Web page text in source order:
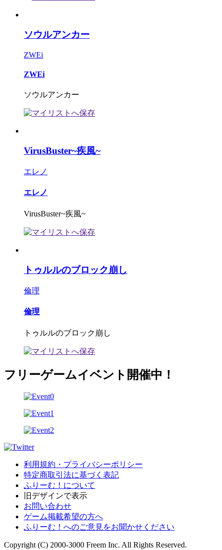
ソウルアンカー
ZWEi
ZWEi
ソウルアンカー
VirusBuster~疾風~
エレノ
エレノ
VirusBuster~疾風~
トゥルルのブロック崩し
倫理
倫理
トゥルルのブロック崩し
フリーゲームイベント開催中！
利用規約・プライバシーポリシー
特定商取引法に基づく表記
ふりーむ！について
旧デザインで表示
お問い合わせ
ゲーム掲載希望の方へ
ふりーむ！へのご意見をお聞かせください
Copyright (C) 2000-3000 Freem Inc. All Rights Reserved.